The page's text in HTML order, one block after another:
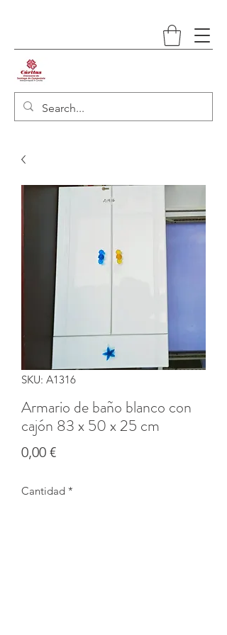
SKU: A1316
Armario de baño blanco con
cajón 83 x 50 x 25 cm
0,00 €Precio
Cantidad *